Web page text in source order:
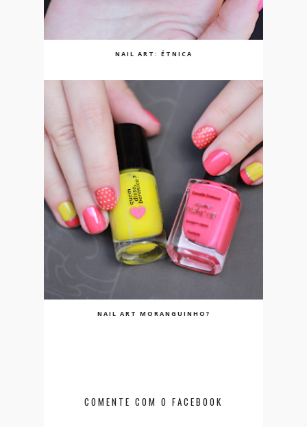
NAIL ART: ÉTNICA
NAIL ART MORANGUINHO?
COMENTE COM O FACEBOOK